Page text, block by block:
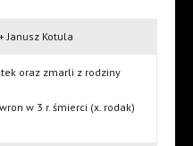
Kotula
oraz zmarli z rodziny
w 3 r. śmierci (x. rodak)